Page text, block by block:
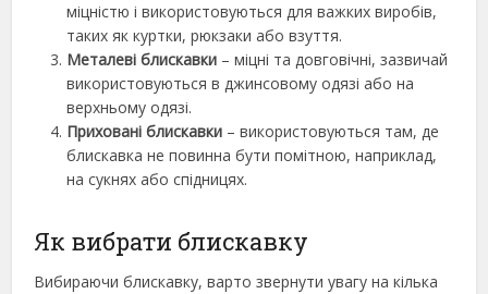
міцністю і використовуються для важких виробів,
таких як куртки, рюкзаки або взуття.
Металеві блискавки – міцні та довговічні, зазвичай
використовуються в джинсовому одязі або на
верхньому одязі.
Приховані блискавки – використовуються там, де
блискавка не повинна бути помітною, наприклад,
на сукнях або спідницях.
Як вибрати блискавку
Вибираючи блискавку, варто звернути увагу на кілька